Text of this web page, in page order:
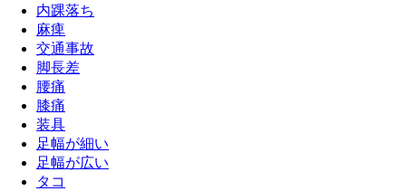
内踝落ち
麻痺
交通事故
脚長差
腰痛
膝痛
装具
足幅が細い
足幅が広い
タコ